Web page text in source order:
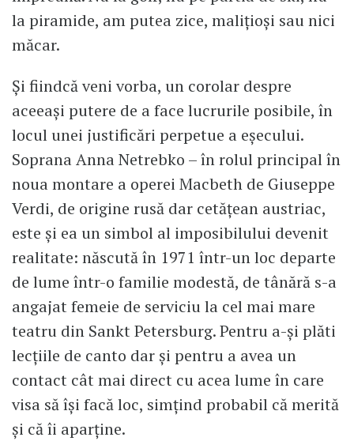
la piramide, am putea zice, malițioși sau nici
măcar.
Și fiindcă veni vorba, un corolar despre
aceeași putere de a face lucrurile posibile, în
locul unei justificări perpetue a eșecului.
Soprana Anna Netrebko – în rolul principal în
noua montare a operei Macbeth de Giuseppe
Verdi, de origine rusă dar cetățean austriac,
este și ea un simbol al imposibilului devenit
realitate: născută în 1971 într-un loc departe
de lume într-o familie modestă, de tânără s-a
angajat femeie de serviciu la cel mai mare
teatru din Sankt Petersburg. Pentru a-și plăti
lecțiile de canto dar și pentru a avea un
contact cât mai direct cu acea lume în care
visa să își facă loc, simțind probabil că merită
și că îi aparține.